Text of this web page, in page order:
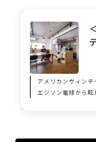
アメリカンヴィン
エジソン電球から眩